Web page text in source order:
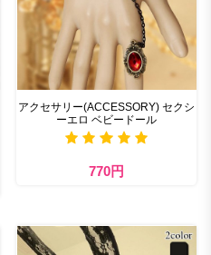
アクセサリー(ACCESSORY) セクシ
ーエロ ベビードール
770円